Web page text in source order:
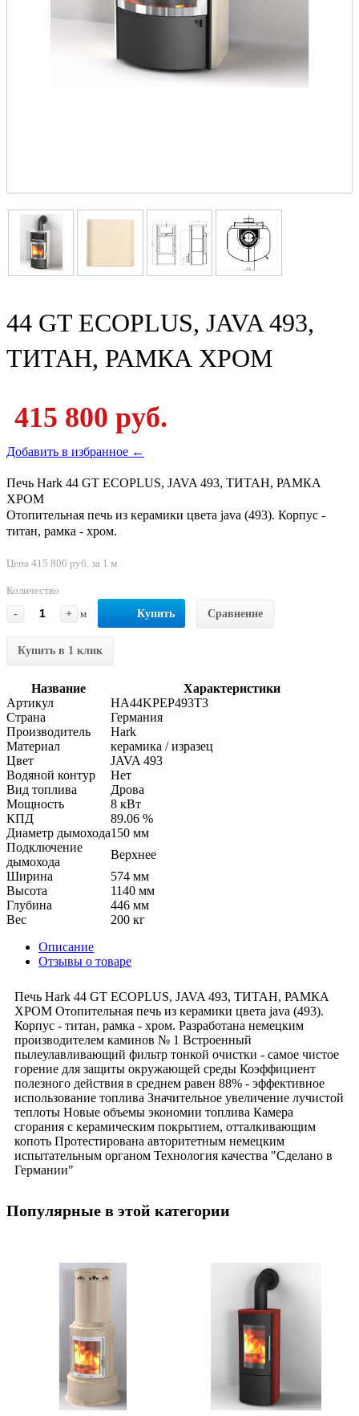
44 GT ECOPLUS, JAVA 493,
ТИТАН, РАМКА ХРОМ
415 800 руб.
Добавить в избранное ←
Печь Hark 44 GT ECOPLUS, JAVA 493, ТИТАН, РАМКА
ХРОМ
Отопительная печь из керамики цвета java (493). Корпус -
титан, рамка - хром.
Цена 415 800 руб. за 1 м
Количество
-
+ м Купить Сравнение
Купить в 1 клик
Название
Характеристики
Артикул
HA44KPEP493T3
Страна
Германия
Производитель
Hark
Материал
керамика / изразец
Цвет
JAVA 493
Водяной контур
Нет
Вид топлива
Дрова
Мощность
8 кВт
КПД
89.06 %
Диаметр дымохода150 мм
Подключение
дымохода
Верхнее
Ширина
574 мм
Высота
1140 мм
Глубина
446 мм
Вес
200 кг
Описание
Отзывы о товаре
Печь Hark 44 GT ECOPLUS, JAVA 493, ТИТАН, РАМКА
ХРОМ Отопительная печь из керамики цвета java (493).
Корпус - титан, рамка - хром. Разработана немецким
производителем каминов № 1 Встроенный
пылеулавливающий фильтр тонкой очистки - самое чистое
горение для защиты окружающей среды Коэффициент
полезного действия в среднем равен 88% - эффективное
использование топлива Значительное увеличение лучистой
теплоты Новые объемы экономии топлива Камера
сгорания с керамическим покрытием, отталкивающим
копоть Протестирована авторитетным немецким
испытательным органом Технология качества "Сделано в
Германии"
Популярные в этой категории